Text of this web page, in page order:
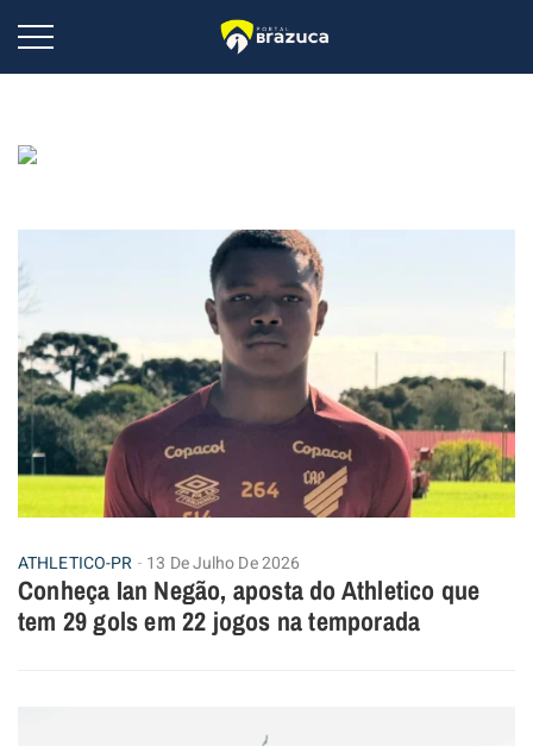
ATHLETICO-PR 13 De Julho De 2026
Conheça Ian Negão, aposta do Athletico que
tem 29 gols em 22 jogos na temporada